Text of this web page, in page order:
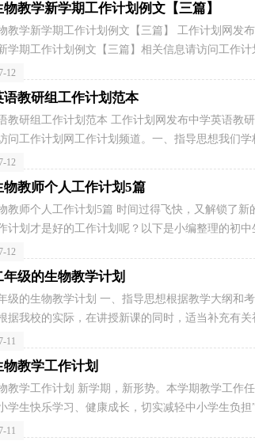
教学新学期工作计划例文【三篇】
教学新学期工作计划例文【三篇】 工作计划网发
学期工作计划例文【三篇】相关信息请访问工作计
12
语教研组工作计划范本
教研组工作计划范本 工作计划网发布中学英语教
问工作计划网工作计划频道。一、指导思想我们学
12
物教师个人工作计划5篇
教师个人工作计划5篇 时间过得飞快，又解锁了
计划才是好的工作计划呢？以下是小编整理的初
12
年级的生物教学计划
级的生物教学计划 一、指导思想根据教学大纲和
据我校的实际，在讲授新课的同时，适当补充有
11
物教学工作计划
教学工作计划 新学期，新形势。本学期教学工作
学生快乐学习、健康成长，切实减轻中小学生负担
11